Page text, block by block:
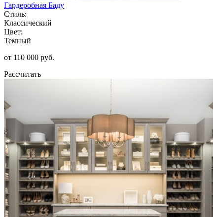
Гардеробная Баду
Стиль:
Классический
Цвет:
Темный
от 110 000 руб.
Рассчитать